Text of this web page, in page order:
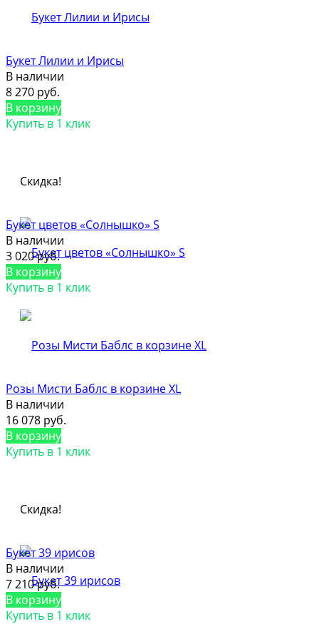
Букет Лилии и Ирисы
В наличии
8 270 руб.
В корзину
Купить в 1 клик
Скидка!
Букет цветов «Солнышко» S
В наличии
3 020 руб.
В корзину
Купить в 1 клик
Розы Мисти Баблс в корзине XL
В наличии
16 078 руб.
В корзину
Купить в 1 клик
Скидка!
Букет 39 ирисов
В наличии
7 210 руб.
В корзину
Купить в 1 клик